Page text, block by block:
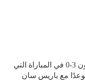
حجز بايرن ميونخ مقعده في نهائي دوري أبطال أوروبا بعد فوزه على ليون 3-0 في المباراة التي
مع باريس سان